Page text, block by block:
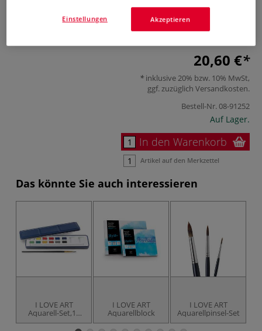
Ein Spaziergang durch die Jahreszeiten in Aquarell – 20
Naturmotive Step by Step malen
Mehr
20,60 €
inklusive 20% bzw. 10% MwSt,
ggf. zuzüglich Versandkosten.
Bestell-Nr.08-91252
Auf Lager.
In den Warenkorb
Artikel auf den Merkzettel
Das könnte Sie auch interessieren
I LOVE ART
Aquarell-Set,12
Farben
I LOVE ART
Aquarellblock
I LOVE ART
Aquarellpinsel-Set
Akzeptieren
Einstellungen